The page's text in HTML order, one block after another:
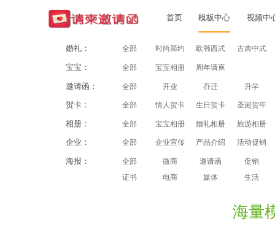
首页 模板中心 视频中
婚礼： 全部 时尚简约 欧韩西式 古典中式
宝宝： 全部 宝宝相册 周年请柬
邀请函： 全部 开业 乔迁 升学
贺卡： 全部 情人贺卡 生日贺卡 圣诞贺年
相册： 全部 宝宝相册 婚礼相册 旅游相册
企业： 全部 企业宣传 产品介绍 活动促销
海报： 全部 微商 邀请函
促销
证书
电商 媒体 生活
海量